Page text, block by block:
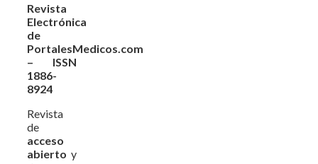
Revista
Electrónica
de
PortalesMedicos.com
– ISSN
1886-
8924
Revista
de
acceso
abierto y